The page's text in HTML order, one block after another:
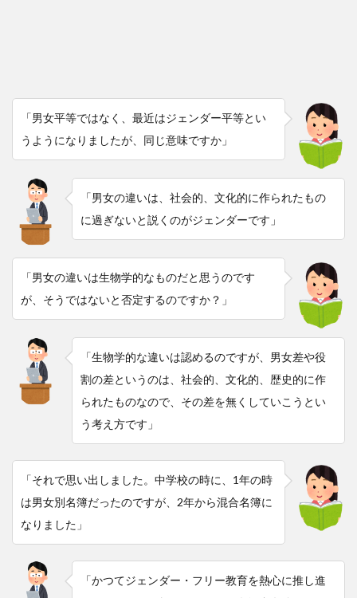
「男女平等ではなく、最近はジェンダー平等とい
うようになりましたが、同じ意味ですか」
「男女の違いは、社会的、文化的に作られたもの
に過ぎないと説くのがジェンダーです」
「男女の違いは生物学的なものだと思うのです
が、そうではないと否定するのですか？」
「生物学的な違いは認めるのですが、男女差や役
割の差というのは、社会的、文化的、歴史的に作
られたものなので、その差を無くしていこうとい
う考え方です」
「それで思い出しました。中学校の時に、1年の時
は男女別名簿だったのですが、2年から混合名簿に
なりました」
「かつてジェンダー・フリー教育を熱心に推し進